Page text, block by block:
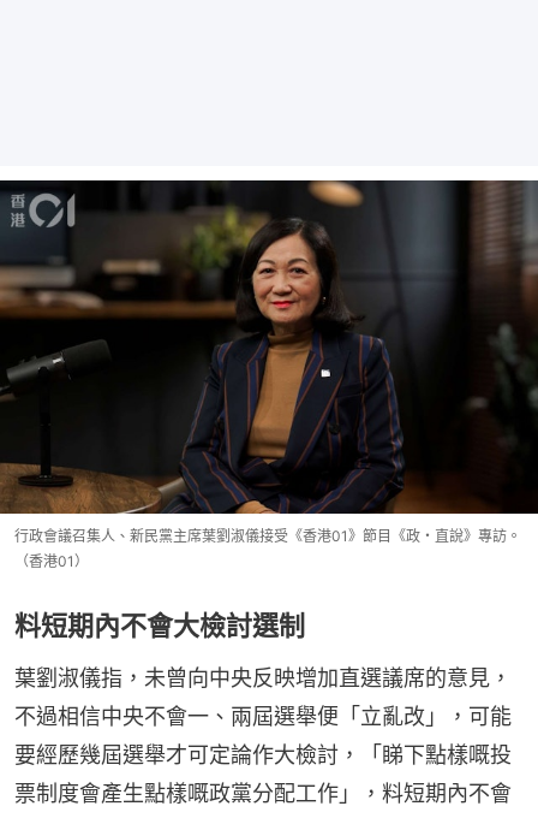
行政會議召集人、新民黨主席葉劉淑儀接受《香港01》節目《政・直說》專訪。
（香港01）
料短期內不會大檢討選制
葉劉淑儀指，未曾向中央反映增加直選議席的意見，
不過相信中央不會一、兩屆選舉便「立亂改」，可能
要經歷幾屆選舉才可定論作大檢討，「睇下點樣嘅投
票制度會產生點樣嘅政黨分配工作」，料短期內不會